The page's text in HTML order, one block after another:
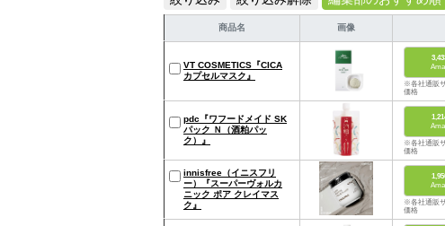
商品名 画像
VT COSMETICS『CICA
カプセルマスク』
※各社通販
価格
pdc『ワフードメイド SK
パック Ｎ（酒粕パッ
ク）』
※各社通販
価格
innisfree（イニスフリ
ー）『スーパーヴォルカ
ニック ポア クレイマス
ク』
※各社通販
価格